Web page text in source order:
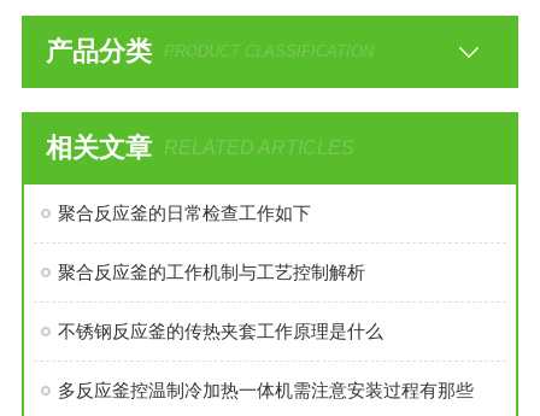
产品分类 PRODUCT CLASSIFICATION
相关文章 RELATED ARTICLES
聚合反应釜的日常检查工作如下
聚合反应釜的工作机制与工艺控制解析
不锈钢反应釜的传热夹套工作原理是什么
多反应釜控温制冷加热一体机需注意安装过程有那些